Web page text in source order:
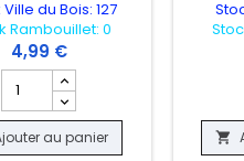
- VAULT X - X 50
du Bois: 127
Rambouillet: 0
4,99 €
Champ quantité du produit
au panier 